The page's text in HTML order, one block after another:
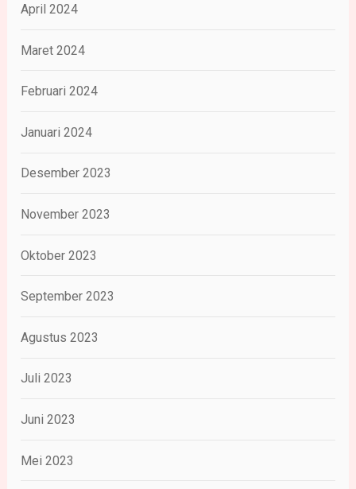
April 2024
Maret 2024
Februari 2024
Januari 2024
Desember 2023
November 2023
Oktober 2023
September 2023
Agustus 2023
Juli 2023
Juni 2023
Mei 2023